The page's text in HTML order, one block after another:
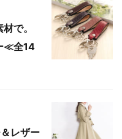
で。
≪全14
レザー